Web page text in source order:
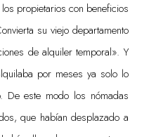
propietarios con beneficios
su viejo departamento
de alquiler temporal». Y
por meses ya solo lo
De este modo los nómadas
que habían desplazado a